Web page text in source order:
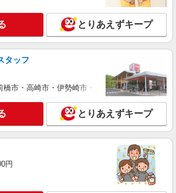
とりあえずキープ
タッフ
橋市・高崎市・伊勢崎市・太田市・館林市・藤
とりあえずキープ
円